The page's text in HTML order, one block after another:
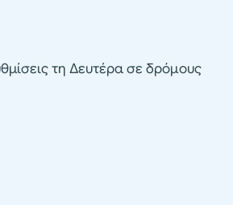
τη Δευτέρα σε δρόμους